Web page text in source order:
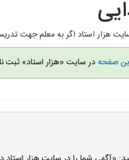
هزار استاد اگر به معلم جهت
صفحهدر سایت «هزار استاد» ثبت